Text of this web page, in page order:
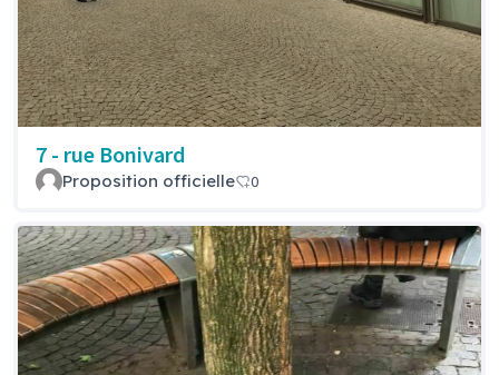
7 - rue Bonivard
Proposition officielle 0